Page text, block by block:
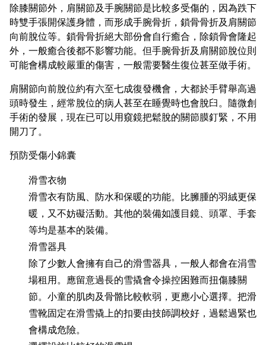
除膝關節外，肩關節及手腕關節是比較多受傷的，因為跌下
時雙手張開保護身體，而形成手腕骨折，鎖骨骨折及肩關節
向前脫位等。鎖骨骨折絕大部份會自行癒合，除鎖骨會隆起
外，一般癒合後都不影響功能。但手腕骨折及肩關節脫位則
可能會構成較嚴重的傷害，一般需要醫生復位甚至做手術。
肩關節向前脫位約有六至七成復發機會，大都於手臂舉高過
頭時發生，經常脫位的病人甚至在睡覺時也會脫臼。隨微創
手術的發展，現在已可以用窺鏡把鬆脫的關節膜釘緊，不用
開刀了。
預防受傷小錦囊
滑雪衣物
滑雪衣有防風、防水和保暖的功能。比臃腫的羽絨更保
暖，又不妨礙活動。其他的裝備如護目鏡、頭罩、手套
等均是基本的裝備。
滑雪器具
除了少數人會擁有自己的滑雪器具，一般人都會在涓雪
場租用。應留意過長的雪撬會令操控困難而扭傷膝關
節。小童的肌肉及骨骼比較軟弱，更應小心選擇。把滑
雪靴固定在滑雪撬上的扣要由技師調校好，過鬆過緊也
會構成危險。